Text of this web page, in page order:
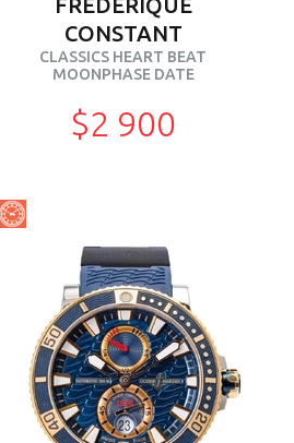
CONSTANT
CLASSICS HEART BEAT
MOONPHASE DATE
$2 900